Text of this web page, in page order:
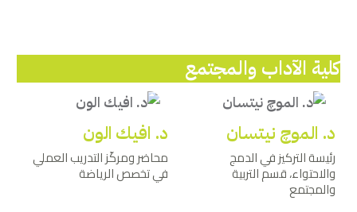
كلية الآداب والمجتمع
د. الموچ نيتسان
رئيسة التركيز في الدمج
والاحتواء، قسم التربية
والمجتمع
د. افيك الون
محاضر ومركّز التدريب العملي
في تخصص الرياضة